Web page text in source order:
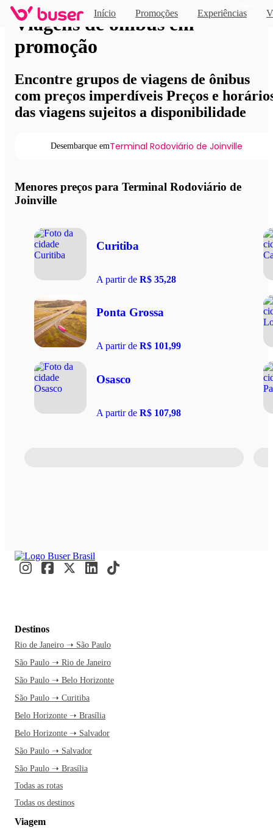
Início Promoções Experiências
Viagens de ônibus em
promoção
Encontre grupos de viagens de ônibus
com preços imperdíveis Preços e
das viagens sujeitos a disponibilidade
Desembarque emTerminal Rodoviário de Joinville
Menores preços para Terminal Rodoviário de
Joinville
Curitiba
A partir de R$ 35,28
Ponta Grossa
A partir de R$ 101,99
Osasco
A partir de R$ 107,98
Destinos
Rio de Janeiro ➝ São Paulo
São Paulo ➝ Rio de Janeiro
São Paulo ➝ Belo Horizonte
São Paulo ➝ Curitiba
Belo Horizonte ➝ Brasília
Belo Horizonte ➝ Salvador
São Paulo ➝ Salvador
São Paulo ➝ Brasília
Todas as rotas
Todas os destinos
Viagem